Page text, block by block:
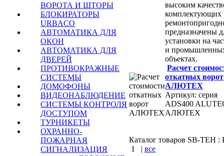
ВОРОТА И ШТОРЫ
БЛОКИРАТОРЫ
URBACO
АВТОМАТИКА ДЛЯ
ОКОН
АВТОМАТИКА ДЛЯ
ДВЕРЕЙ
ПРОТИВОКРАЖНЫЕ
СИСТЕМЫ
ДОМОФОНЫ
ВИДЕОНАБЛЮДЕНИЕ
СИСТЕМЫ КОНТРОЛЯ
ДОСТУПОМ
ТУРНИКЕТЫ
ОХРАННО-
ПОЖАРНАЯ
СИГНАЛИЗАЦИЯ
высоким
комплектующих
предназначены
установки на
и
объектах.
Расчет
откатных ворот
АЛЮТЕХ
Артикул: серия
ADS400
АЛЮТЕХ
Каталог товаров SB-TEH
1
| все